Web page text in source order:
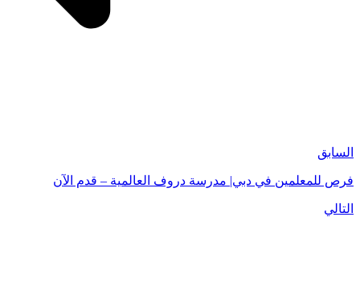
السابق
فرص للمعلمين في دبي| مدرسة دروف العالمية – قدم الآن
التالي